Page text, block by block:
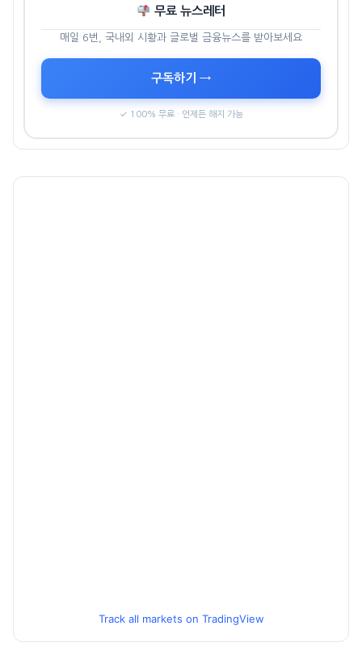
무료 뉴스레터
매일 6번, 국내외 시황과 글로벌 금융뉴스를 받아보세요
구독하기 →
✓ 100% 무료 · 언제든 해지 가능
Track all markets on TradingView